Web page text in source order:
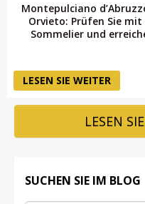
Montepulciano
Orvieto: Prüfen Sie
Sommelier und
LESEN SIE WEITER
LESEN
SUCHEN SIE IM BLOG